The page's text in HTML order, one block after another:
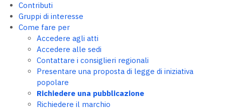
Contributi
Gruppi di interesse
Come fare per
Accedere agli atti
Accedere alle sedi
Contattare i consiglieri regionali
Presentare una proposta di legge di iniziativa
popolare
Richiedere una pubblicazione
Richiedere il marchio